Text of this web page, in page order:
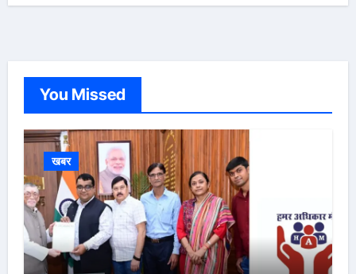
You Missed
खबर